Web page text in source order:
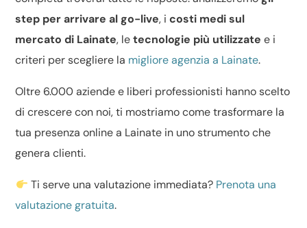
step per arrivare al go-live, icosti medi sul
mercato di Lainate, letecnologie più utilizzate e i
criteri per scegliere la migliore agenzia a Lainate.
Oltre 6.000 aziende e liberi professionisti hanno scelto
di crescere con noi, ti mostriamo come trasformare la
tua presenza online a Lainate in uno strumento che
genera clienti.
Ti serve una valutazione immediata? Prenota una
valutazione gratuita.